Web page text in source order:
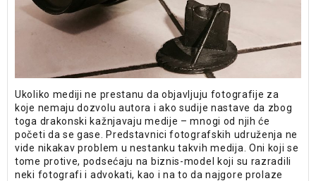
Ukoliko mediji ne prestanu da objavljuju fotografije za
koje nemaju dozvolu autora i ako sudije nastave da zbog
toga drakonski kažnjavaju medije – mnogi od njih će
početi da se gase. Predstavnici fotografskih udruženja ne
vide nikakav problem u nestanku takvih medija. Oni koji se
tome protive, podsećaju na biznis-model koji su razradili
neki fotografi i advokati, kao i na to da najgore prolaze